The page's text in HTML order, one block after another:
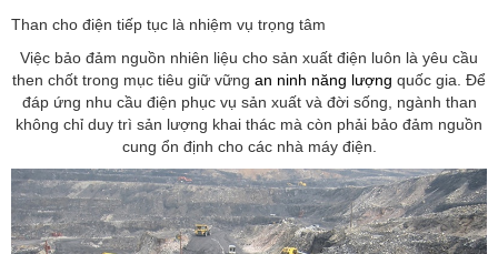
Than cho điện tiếp tục là nhiệm vụ trọng tâm
Việc bảo đảm nguồn nhiên liệu cho sản xuất điện luôn là yêu cầu
then chốt trong mục tiêu giữ vững an ninh năng lượng quốc gia. Để
đáp ứng nhu cầu điện phục vụ sản xuất và đời sống, ngành than
không chỉ duy trì sản lượng khai thác mà còn phải bảo đảm nguồn
cung ổn định cho các nhà máy điện.